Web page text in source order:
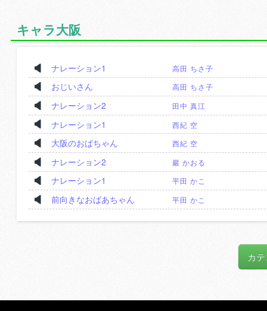
キャラ大阪
ナレーション1 高田 ちさ子
おじいさん 高田 ちさ子
ナレーション2 田中 真江
ナレーション1 西紀 空
大阪のおばちゃん 西紀 空
ナレーション2 巖 かおる
ナレーション1 平田 かこ
前向きなおばあちゃん 平田 かこ
カ